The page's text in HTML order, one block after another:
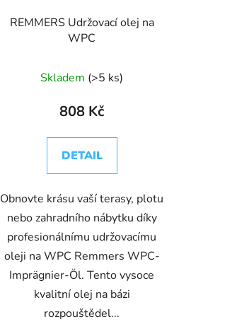
k
REMMERS Udržovací olej na
WPC
Skladem (>5 ks)
808 Kč
DETAIL
Obnovte krásu vaší terasy, plotu
nebo zahradního nábytku díky
profesionálnímu udržovacímu
oleji na WPC Remmers WPC-
Imprägnier-Öl. Tento vysoce
kvalitní olej na bázi
rozpouštědel...